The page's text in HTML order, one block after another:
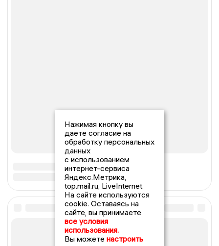
Нажимая кнопку вы
даете согласие на
обработку персональных
данных
с использованием
интернет-сервиса
Яндекс.Метрика,
top.mail.ru, LiveInternet.
На сайте используются
cookie. Оставаясь на
сайте, вы принимаете
все условия
использования.
Вы можете настроить